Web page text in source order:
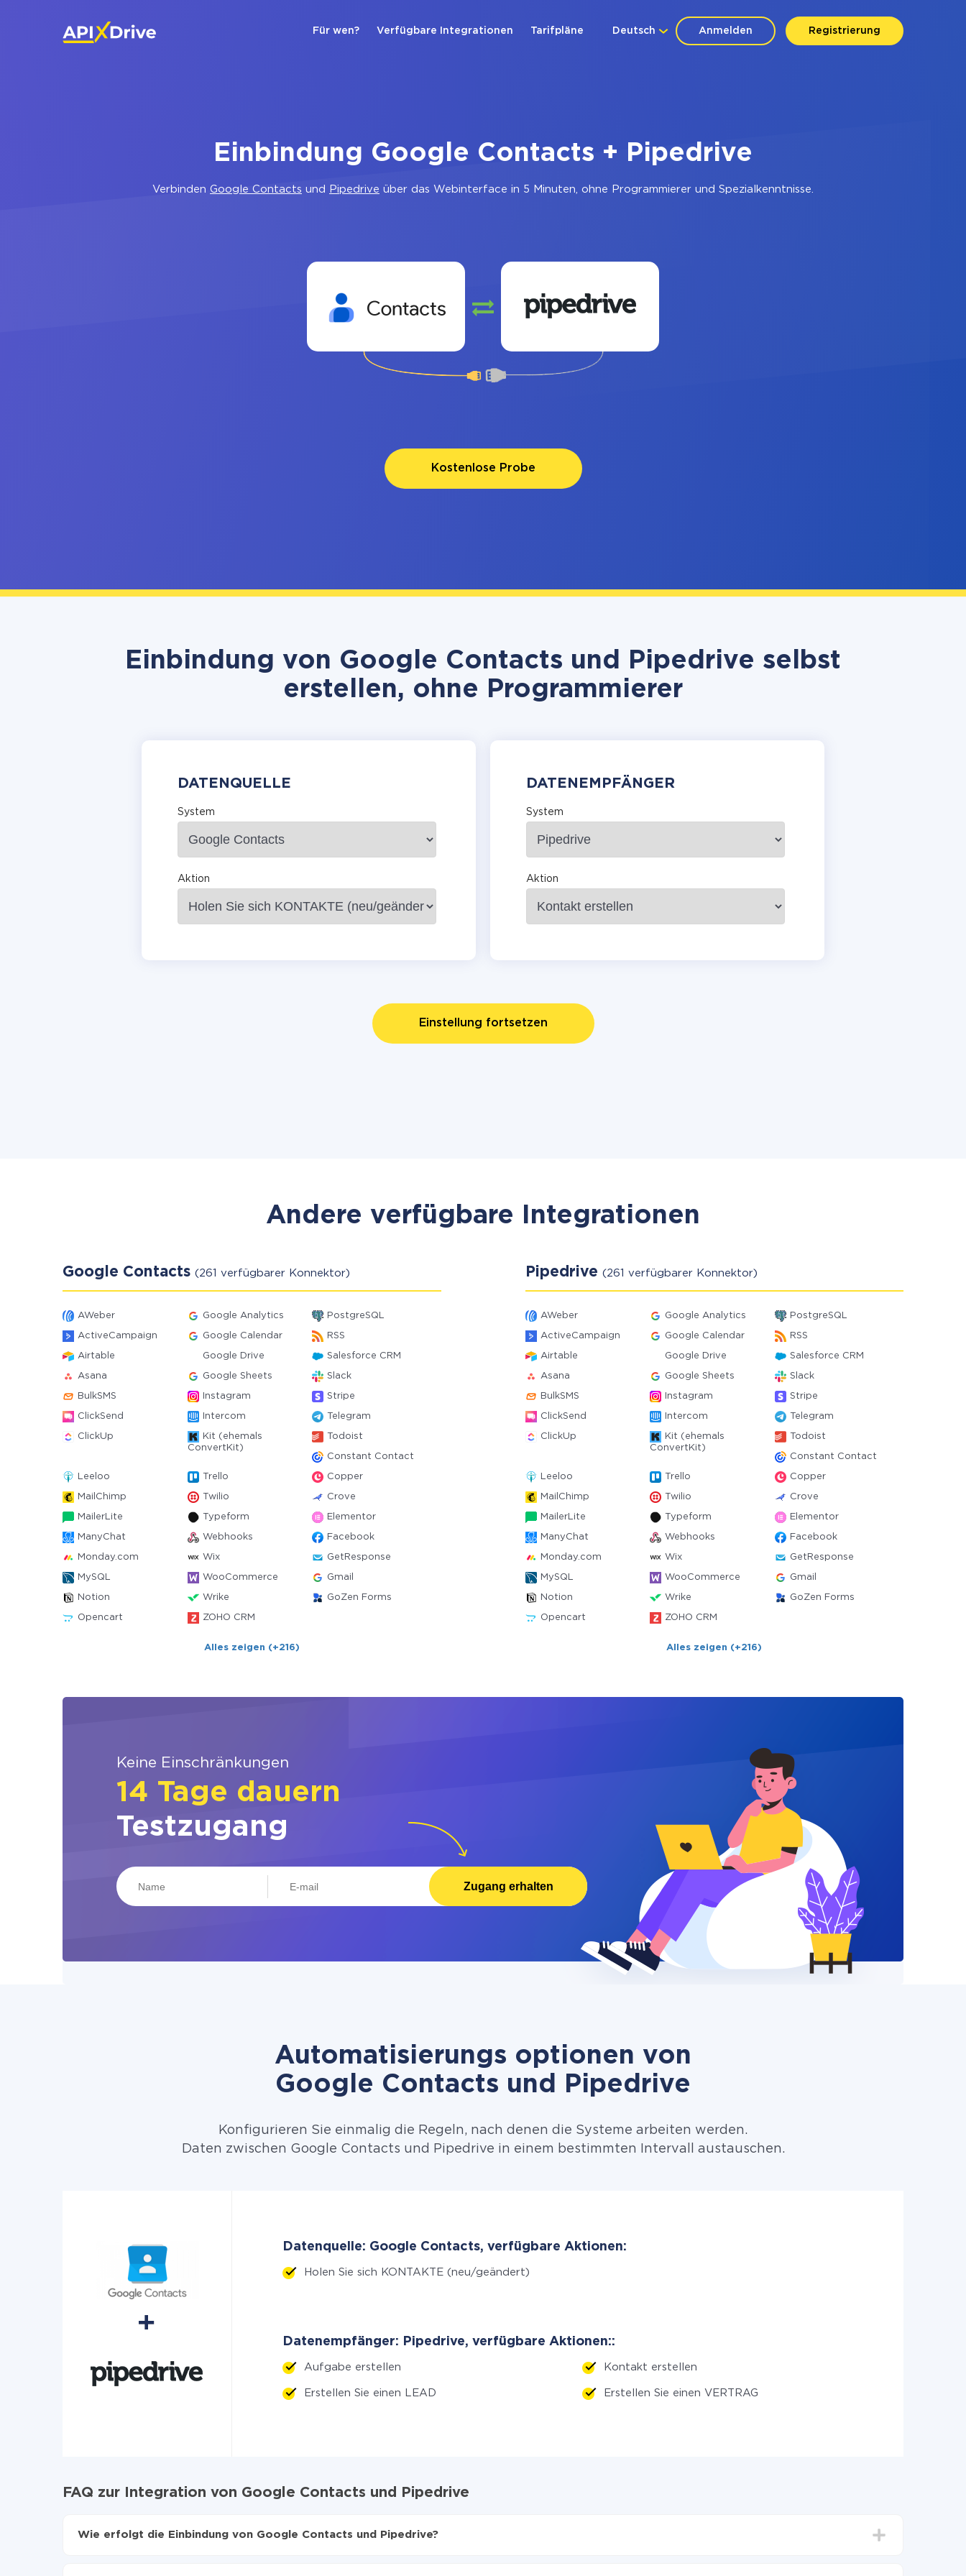
Anmelden Registrierung
Deutsch
Für wen? Verfügbare Integrationen Tarifpläne
Einbindung Google Contacts + Pipedrive
Verbinden Google Contacts und Pipedrive über das Webinterface in 5 Minuten, ohne Programmierer und Spezialkenntnisse.
Kostenlose Probe
Einbindung von Google Contacts und Pipedrive selbst
erstellen, ohne Programmierer
DATENQUELLE
System
Aktion
DATENEMPFÄNGER
System
Aktion
Einstellung fortsetzen
Andere verfügbare Integrationen
Google Contacts (261 verfügbarer Konnektor)
AWeber Google Analytics PostgreSQL
ActiveCampaign Google Calendar RSS
Airtable Google Drive Salesforce CRM
Asana Google Sheets Slack
BulkSMS Instagram Stripe
ClickSend Intercom Telegram
ClickUp
Kit (ehemals
ConvertKit)
Todoist
Constant Contact
Leeloo Trello Copper
MailChimp Twilio Crove
MailerLite Typeform Elementor
ManyChat Webhooks Facebook
Monday.com Wix GetResponse
MySQL WooCommerce Gmail
Notion Wrike GoZen Forms
Opencart ZOHO CRM
Alles zeigen (+216)
Pipedrive (261 verfügbarer Konnektor)
AWeber Google Analytics PostgreSQL
ActiveCampaign Google Calendar RSS
Airtable Google Drive Salesforce CRM
Asana Google Sheets Slack
BulkSMS Instagram Stripe
ClickSend Intercom Telegram
ClickUp
Kit (ehemals
ConvertKit)
Todoist
Constant Contact
Leeloo Trello Copper
MailChimp Twilio Crove
MailerLite Typeform Elementor
ManyChat Webhooks Facebook
Monday.com Wix GetResponse
MySQL WooCommerce Gmail
Notion Wrike GoZen Forms
Opencart ZOHO CRM
Alles zeigen (+216)
Keine Einschränkungen
14 Tage dauern
Testzugang
Zugang erhalten
Automatisierungs optionen von
Google Contacts und Pipedrive
Konfigurieren Sie einmalig die Regeln, nach denen die Systeme arbeiten werden.
Daten zwischen Google Contacts und Pipedrive in einem bestimmten Intervall austauschen.
Datenquelle: Google Contacts, verfügbare Aktionen:
Holen Sie sich KONTAKTE (neu/geändert)
Datenempfänger: Pipedrive, verfügbare Aktionen::
Aufgabe erstellen Kontakt erstellen
Erstellen Sie einen LEAD Erstellen Sie einen VERTRAG
FAQ zur Integration von Google Contacts und Pipedrive
Wie erfolgt die Einbindung von Google Contacts und Pipedrive?